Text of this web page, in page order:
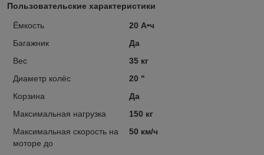
Пользовательские характеристики
Ёмкость
20 А•ч
Багажник
Да
Вес
35 кг
Диаметр колёс
20 "
Корзина
Да
Максимальная нагрузка
150 кг
Максимальная скорость на
моторе до
50 км/ч